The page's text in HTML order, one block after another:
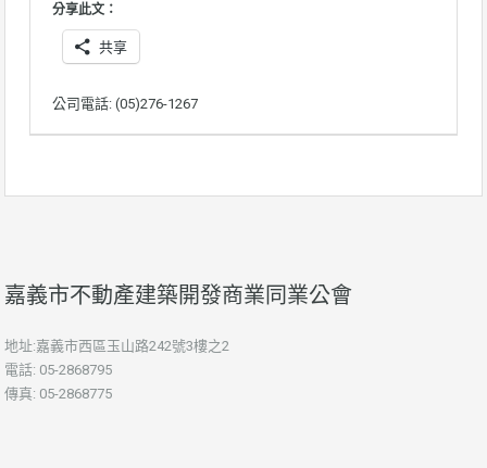
分享此文：
共享
公司電話: (05)276-1267
嘉義市不動產建築開發商業同業公會
地址:嘉義市西區玉山路242號3樓之2
電話: 05-2868795
傳真: 05-2868775